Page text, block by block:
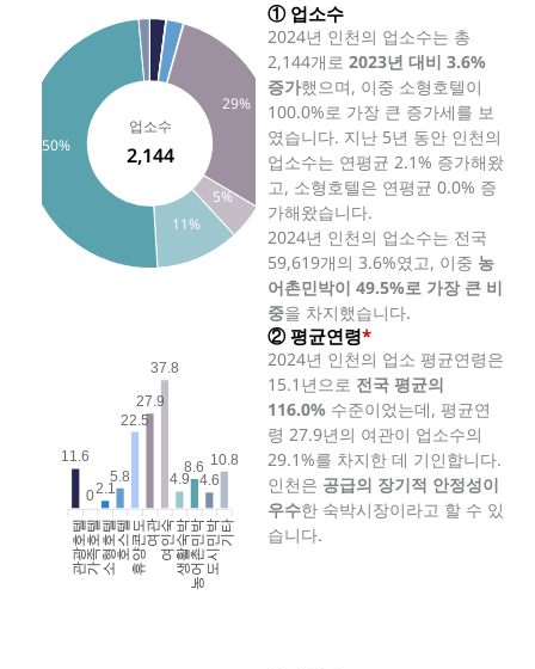
29%
5%
11%
50%
업소수
2,144
① 업소수
2024년 인천의 업소수는 총
2,144개로 2023년 대비 3.6%
증가했으며, 이중 소형호텔이
100.0%로 가장 큰 증가세를 보
였습니다. 지난 5년 동안 인천의
업소수는 연평균 2.1% 증가해왔
고, 소형호텔은 연평균 0.0% 증
가해왔습니다.
2024년 인천의 업소수는 전국
59,619개의 3.6%였고, 이중 농
어촌민박이 49.5%로 가장 큰 비
중을 차지했습니다.
11.6
02.1
5.8
22.5
27.9
37.8
4.9
8.6
4.6
10.8
관광호텔가족호텔소형호텔호스텔휴양콘도여관여인숙생활숙박농어촌민박도시민박기타
② 평균연령*
2024년 인천의 업소 평균연령은
15.1년으로 전국 평균의
116.0% 수준이었는데, 평균연
령 27.9년의 여관이 업소수의
29.1%를 차지한 데 기인합니다.
인천은 공급의 장기적 안정성이
우수한 숙박시장이라고 할 수 있
습니다.